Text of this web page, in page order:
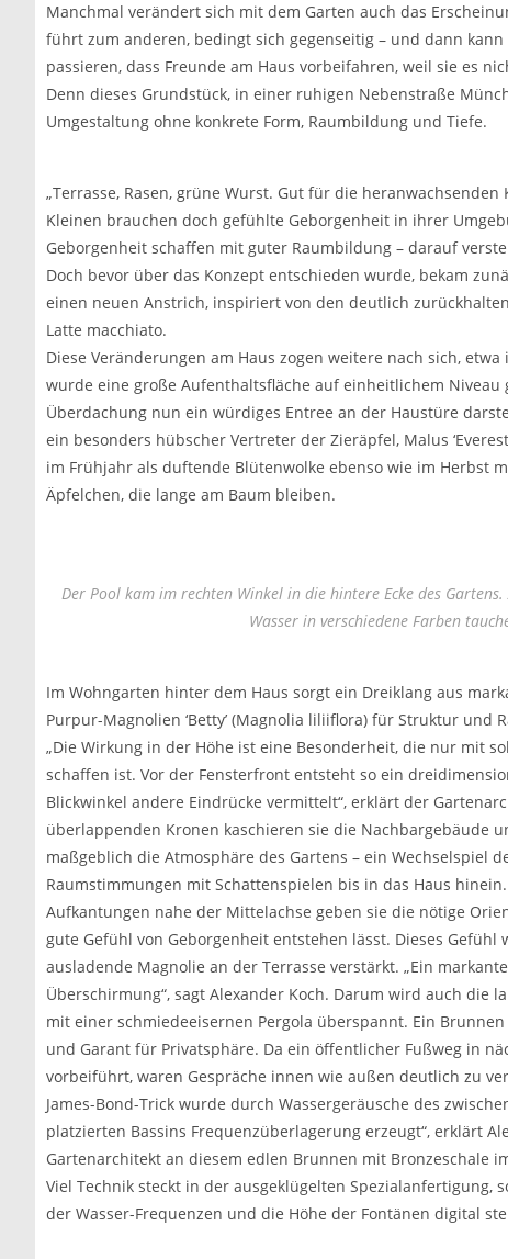
Manchmal verändert sich mit dem Garten auch das
führt zum anderen, bedingt sich gegenseitig – und dann kann
passieren, dass Freunde am Haus vorbeifahren, weil sie es
Denn dieses Grundstück, in einer ruhigen Nebenstraße
Umgestaltung ohne konkrete Form, Raumbildung und Tiefe.
„Terrasse, Rasen, grüne Wurst. Gut für die heranwachsenden
Kleinen brauchen doch gefühlte Geborgenheit in ihrer
Geborgenheit schaffen mit guter Raumbildung – darauf
Doch bevor über das Konzept entschieden wurde, bekam
einen neuen Anstrich, inspiriert von den deutlich
Latte macchiato.
Diese Veränderungen am Haus zogen weitere nach sich,
wurde eine große Aufenthaltsfläche auf einheitlichem Niveau
Überdachung nun ein würdiges Entree an der Haustüre
ein besonders hübscher Vertreter der Zieräpfel, Malus
im Frühjahr als duftende Blütenwolke ebenso wie im Herbst
Äpfelchen, die lange am Baum bleiben.
Der Pool kam im rechten Winkel in die hintere Ecke des
Wasser in verschiedene Farben
Im Wohngarten hinter dem Haus sorgt ein Dreiklang aus
Purpur-Magnolien ‘Betty’ (Magnolia liliiflora) für Struktur und
„Die Wirkung in der Höhe ist eine Besonderheit, die nur mit
schaffen ist. Vor der Fensterfront entsteht so ein
Blickwinkel andere Eindrücke vermittelt“, erklärt der
überlappenden Kronen kaschieren sie die Nachbargebäude
maßgeblich die Atmosphäre des Gartens – ein Wechselspiel
Raumstimmungen mit Schattenspielen bis in das Haus
Aufkantungen nahe der Mittelachse geben sie die nötige
gute Gefühl von Geborgenheit entstehen lässt. Dieses Gefühl
ausladende Magnolie an der Terrasse verstärkt. „Ein
Überschirmung“, sagt Alexander Koch. Darum wird auch die
mit einer schmiedeeisernen Pergola überspannt. Ein
und Garant für Privatsphäre. Da ein öffentlicher Fußweg in
vorbeiführt, waren Gespräche innen wie außen deutlich zu
James-Bond-Trick wurde durch Wassergeräusche des
platzierten Bassins Frequenzüberlagerung erzeugt“, erklärt
Gartenarchitekt an diesem edlen Brunnen mit Bronzeschale
Viel Technik steckt in der ausgeklügelten Spezialanfertigung,
der Wasser-Frequenzen und die Höhe der Fontänen digital